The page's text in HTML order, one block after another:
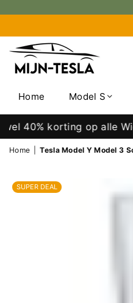
TESLA
Home Model S
Tijd voor een
Home Tesla Model Y Model 3
SUPER DEAL